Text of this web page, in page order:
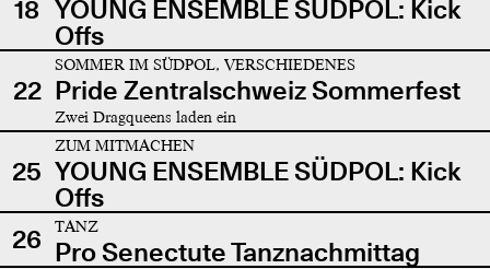
18 YOUNG ENSEMBLE SÜDPOL: Kick
Offs
22
SOMMER IM SÜDPOL, VERSCHIEDENES
Pride Zentralschweiz Sommerfest
Zwei Dragqueens laden ein
25
ZUM MITMACHEN
YOUNG ENSEMBLE SÜDPOL: Kick
Offs
26
TANZ
Pro Senectute Tanznachmittag